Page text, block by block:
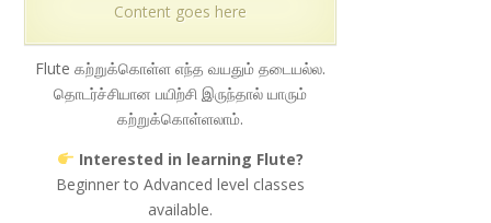
Content goes here
Flute கற்றுக்கொள்ள எந்த வயதும் தடையல்ல.
தொடர்ச்சியான பயிற்சி இருந்தால் யாரும்
கற்றுக்கொள்ளலாம்.
Interested in learning Flute?
Beginner to Advanced level classes
available.